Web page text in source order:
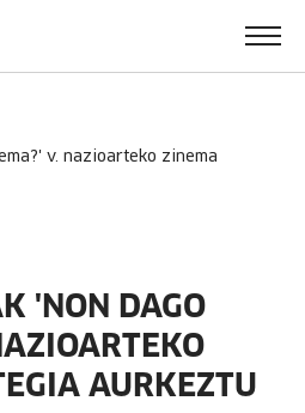
'NON DAGO
AURKEZTU